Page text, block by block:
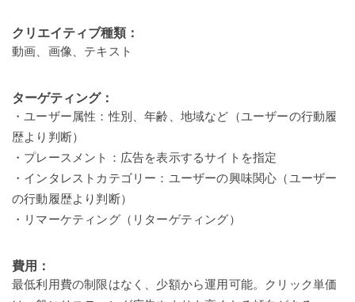
クリエイティブ種類：
動画、画像、テキスト
ターゲティング：
・ユーザー属性：性別、年齢、地域など（ユーザーの行動履
歴より判断）
・プレースメント：広告を表示するサイトを指定
・インタレストカテゴリー：ユーザーの興味関心（ユーザー
の行動履歴より判断）
・リマーケティング（リターゲティング）
費用：
最低利用費の制限はなく、少額から運用可能。クリック単価